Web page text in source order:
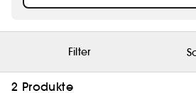
Filter
2 Produkte